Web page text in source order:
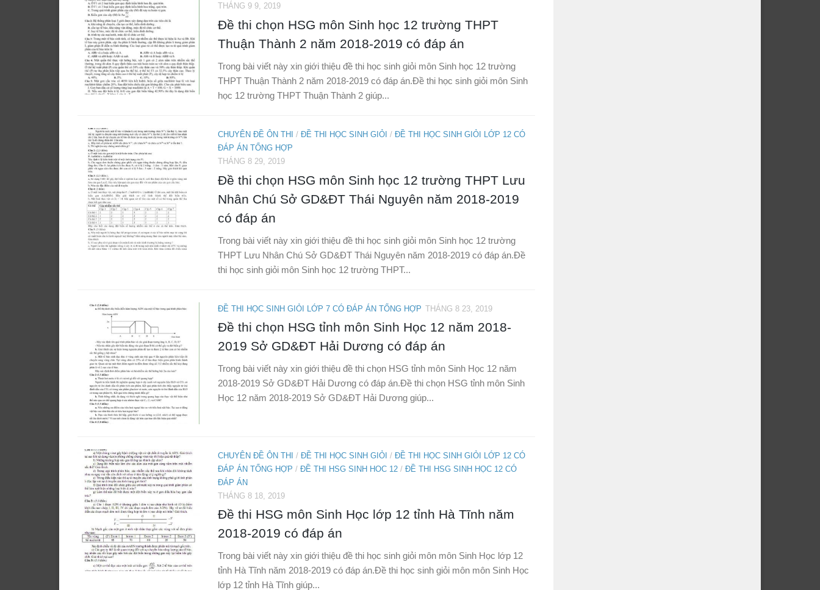
THÁNG 9 9, 2019
Đề thi chọn HSG môn Sinh học 12 trường THPT
Thuận Thành 2 năm 2018-2019 có đáp án
Trong bài viết này xin giới thiệu đề thi học sinh giỏi môn Sinh học 12 trường
THPT Thuận Thành 2 năm 2018-2019 có đáp án.Đề thi học sinh giỏi môn Sinh
học 12 trường THPT Thuận Thành 2 giúp...
CHUYÊN ĐỀ ÔN THI / ĐỀ THI HỌC SINH GIỎI / ĐỀ THI HỌC SINH GIỎI LỚP 12 CÓ
ĐÁP ÁN TỔNG HỢP
THÁNG 8 29, 2019
Đề thi chọn HSG môn Sinh học 12 trường THPT Lưu
Nhân Chú Sở GD&ĐT Thái Nguyên năm 2018-2019
có đáp án
Trong bài viết này xin giới thiệu đề thi học sinh giỏi môn Sinh học 12 trường
THPT Lưu Nhân Chú Sở GD&ĐT Thái Nguyên năm 2018-2019 có đáp án.Đề
thi học sinh giỏi môn Sinh học 12 trường THPT...
ĐỀ THI HỌC SINH GIỎI LỚP 7 CÓ ĐÁP ÁN TỔNG HỢP THÁNG 8 23, 2019
Đề thi chọn HSG tỉnh môn Sinh Học 12 năm 2018-
2019 Sở GD&ĐT Hải Dương có đáp án
Trong bài viết này xin giới thiệu đề thi chọn HSG tỉnh môn Sinh Học 12 năm
2018-2019 Sở GD&ĐT Hải Dương có đáp án.Đề thi chọn HSG tỉnh môn Sinh
Học 12 năm 2018-2019 Sở GD&ĐT Hải Dương giúp...
CHUYÊN ĐỀ ÔN THI / ĐỀ THI HỌC SINH GIỎI / ĐỀ THI HỌC SINH GIỎI LỚP 12 CÓ
ĐÁP ÁN TỔNG HỢP / ĐỀ THI HSG SINH HOC 12 / ĐỀ THI HSG SINH HỌC 12 CÓ
ĐÁP ÁN
THÁNG 8 18, 2019
Đề thi HSG môn Sinh Học lớp 12 tỉnh Hà Tĩnh năm
2018-2019 có đáp án
Trong bài viết này xin giới thiệu đề thi học sinh giỏi môn môn Sinh Học lớp 12
tỉnh Hà Tĩnh năm 2018-2019 có đáp án.Đề thi học sinh giỏi môn môn Sinh Học
lớp 12 tỉnh Hà Tĩnh giúp...